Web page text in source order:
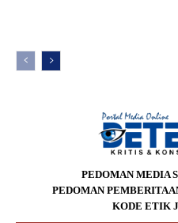
PEDOMAN MEDIA
PEDOMAN
KODE ETIK